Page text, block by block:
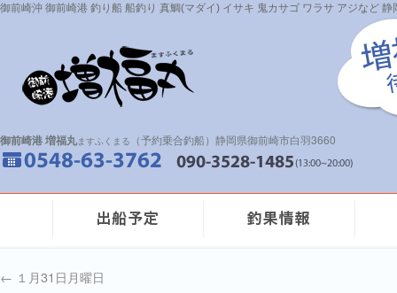
御前崎沖 御前崎港 釣り船 船釣り 真鯛(マダイ) イサキ 鬼カサゴ ワラサ アジなど
御前崎港 増福丸ますふくまる （予約乗合釣船）静岡県御前崎市白羽3660
← １月31日月曜日